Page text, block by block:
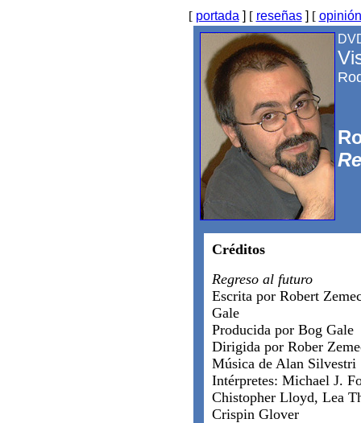
[ portada ] [ reseñas] [ opinión
Créditos
Regreso al futuro
Escrita por Robert
Gale
Producida por Bog Gale
Dirigida por Rober
Música de Alan Silvestri
Intérpretes: Michael J.
Chistopher Lloyd, Lea
Crispin Glover